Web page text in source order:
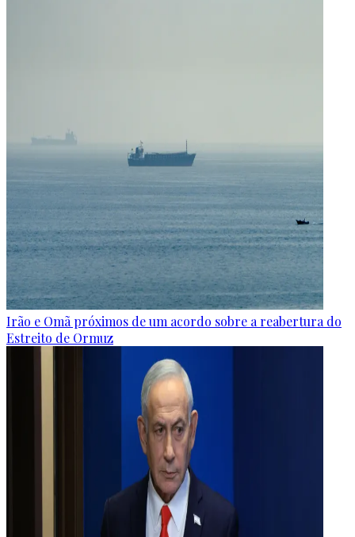
Irão e Omã próximos de um acordo sobre a reabertura do
Estreito de Ormuz